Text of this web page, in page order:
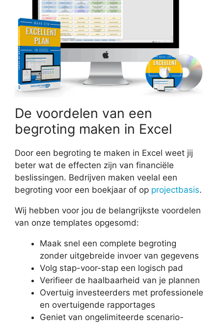
De voordelen van een
begroting maken in Excel
Door een begroting te maken in Excel weet jij
beter wat de effecten zijn van financiële
beslissingen. Bedrijven maken veelal een
begroting voor een boekjaar of op projectbasis.
Wij hebben voor jou de belangrijkste voordelen
van onze templates opgesomd:
Maak snel een complete begroting
zonder uitgebreide invoer van gegevens
Volg stap-voor-stap een logisch pad
Verifieer de haalbaarheid van je plannen
Overtuig investeerders met professionele
en overtuigende rapportages
Geniet van ongelimiteerde scenario-